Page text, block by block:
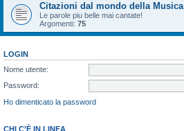
Citazioni dal mondo della Musica
Le parole piu belle mai cantate!
Argomenti: 75
LOGIN
Nome utente:
Password:
Ho dimenticato la password
CHI C’È IN LINEA